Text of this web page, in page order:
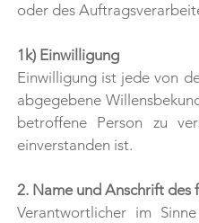
oder des
1k) Einwilligung
Einwilligung ist jede von
abgegebene
betroffene Person zu
einverstanden ist.
2. Name und Anschrift
Verantwortlicher im